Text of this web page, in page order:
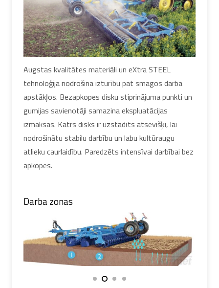
Augstas kvalitātes materiāli un eXtra STEEL
tehnoloģija nodrošina izturību pat smagos darba
apstākļos. Bezapkopes disku stiprinājuma punkti un
gumijas savienotāji samazina ekspluatācijas
izmaksas. Katrs disks ir uzstādīts atsevišķi, lai
nodrošinātu stabilu darbību un labu kultūraugu
atlieku caurlaidību. Paredzēts intensīvai darbībai bez
apkopes.
Darba zonas